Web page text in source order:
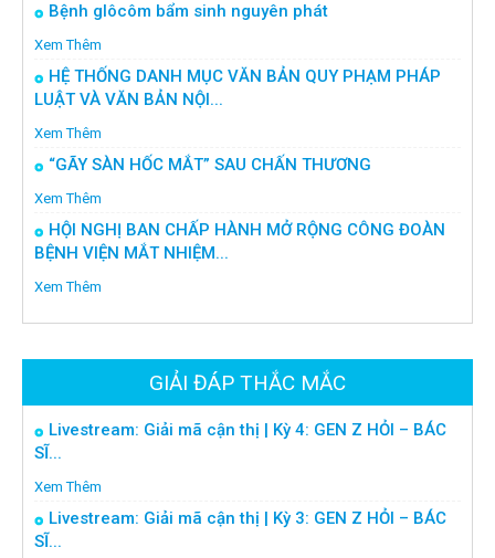
Bệnh glôcôm bẩm sinh nguyên phát
Xem Thêm
HỆ THỐNG DANH MỤC VĂN BẢN QUY PHẠM PHÁP
LUẬT VÀ VĂN BẢN NỘI...
Xem Thêm
“GÃY SÀN HỐC MẮT” SAU CHẤN THƯƠNG
Xem Thêm
HỘI NGHỊ BAN CHẤP HÀNH MỞ RỘNG CÔNG ĐOÀN
BỆNH VIỆN MẮT NHIỆM...
Xem Thêm
GIẢI ĐÁP THẮC MẮC
Livestream: Giải mã cận thị | Kỳ 4: GEN Z HỎI – BÁC
SĨ...
Xem Thêm
Livestream: Giải mã cận thị | Kỳ 3: GEN Z HỎI – BÁC
SĨ...